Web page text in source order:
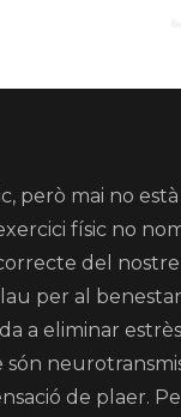
però mai no
físic no
del nostre
per al benestar
a eliminar
de plaer.